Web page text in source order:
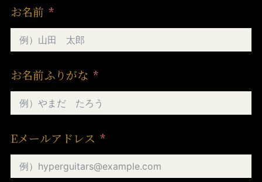
お名前
お名前ふりがな
Eメールアドレス